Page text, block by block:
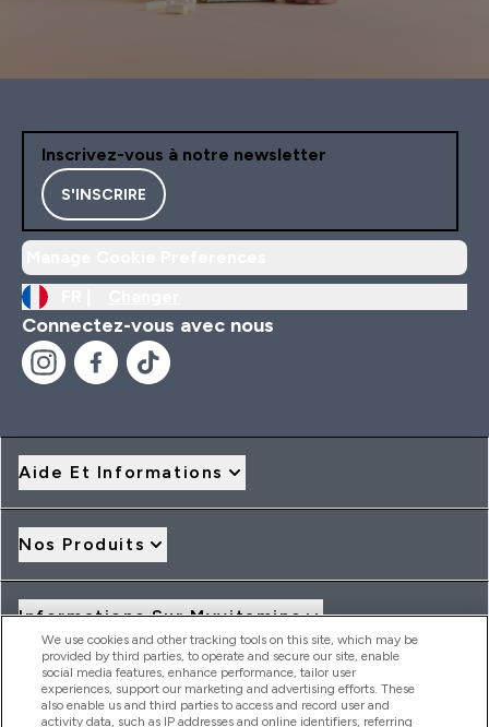
Inscrivez-vous à notre newsletter
S'INSCRIRE
Connectez-vous avec nous
Aide Et Informations
Nos Produits
Informations Sur Myvitamins
Offres Et Réductions
We use cookies and other tracking tools on this site, which may be
provided by third parties, to operate and secure our site, enable
social media features, enhance performance, tailor user
experiences, support our marketing and advertising efforts. These
also enable us and third parties to access and record user and
activity data, such as IP addresses and online identifiers, referring